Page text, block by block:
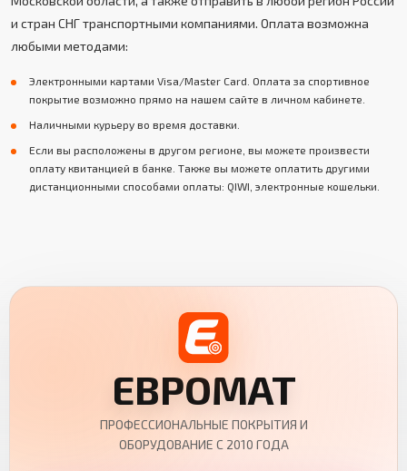
и стран СНГ транспортными компаниями. Оплата возможна
любыми методами:
Электронными картами Visa/Master Card. Оплата за спортивное
покрытие возможно прямо на нашем сайте в личном кабинете.
Наличными курьеру во время доставки.
Если вы расположены в другом регионе, вы можете произвести
оплату квитанцией в банке. Также вы можете оплатить другими
дистанционными способами оплаты: QIWI, электронные кошельки.
ЕВРОМАТ
ПРОФЕССИОНАЛЬНЫЕ ПОКРЫТИЯ И
ОБОРУДОВАНИЕ С 2010 ГОДА